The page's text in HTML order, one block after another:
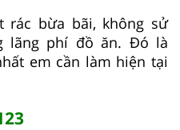
rác bừa bãi, không sử
lãng phí đồ ăn. Đó là
em cần làm hiện tại